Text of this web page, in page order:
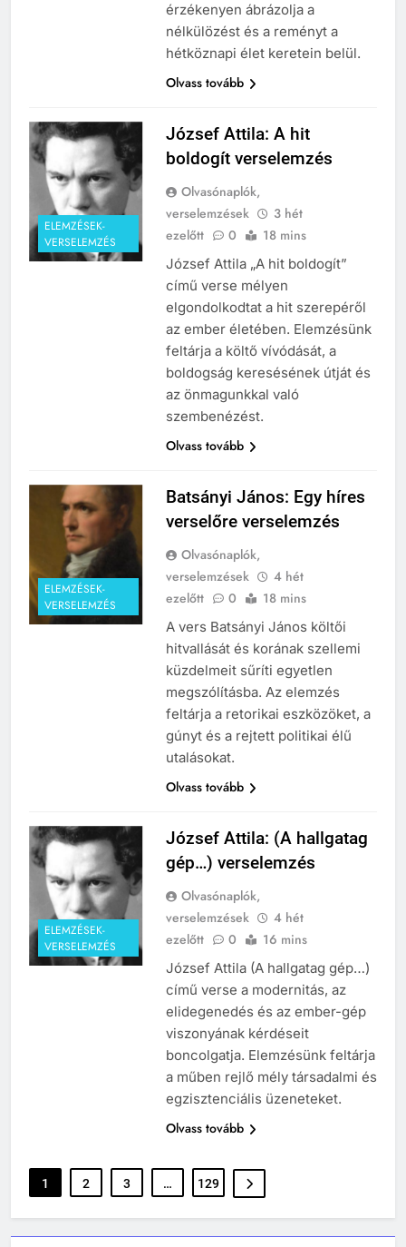
érzékenyen ábrázolja a
nélkülözést és a reményt a
hétköznapi élet keretein belül.
Olvass tovább
ELEMZÉSEK-
VERSELEMZÉS
József Attila: A hit
boldogít verselemzés
Olvasónaplók,
verselemzések
3 hét
ezelőtt
0 18 mins
József Attila „A hit boldogít”
című verse mélyen
elgondolkodtat a hit szerepéről
az ember életében. Elemzésünk
feltárja a költő vívódását, a
boldogság keresésének útját és
az önmagunkkal való
szembenézést.
Olvass tovább
ELEMZÉSEK-
VERSELEMZÉS
Batsányi János: Egy híres
verselőre verselemzés
Olvasónaplók,
verselemzések
4 hét
ezelőtt
0 18 mins
A vers Batsányi János költői
hitvallását és korának szellemi
küzdelmeit sűríti egyetlen
megszólításba. Az elemzés
feltárja a retorikai eszközöket, a
gúnyt és a rejtett politikai élű
utalásokat.
Olvass tovább
ELEMZÉSEK-
VERSELEMZÉS
József Attila: (A hallgatag
gép…) verselemzés
Olvasónaplók,
verselemzések
4 hét
ezelőtt
0 16 mins
József Attila (A hallgatag gép…)
című verse a modernitás, az
elidegenedés és az ember-gép
viszonyának kérdéseit
boncolgatja. Elemzésünk feltárja
a műben rejlő mély társadalmi és
egzisztenciális üzeneteket.
Olvass tovább
1 2 3 … 129
Ki találta fel a gőzgépet?
KI TALÁLTA FEL
242
Kik voltak a három királyok?
KIK VOLTAK?
TÖRTÉNELEM ÉRDEKESSÉGEK
A középkor titkai: Mi rejtőzött a
várak falai mögött?
TÖRTÉNELEM ÉRDEKESSÉGEK
244
Mikor volt a római birodalom
bukása, és mi történt utána?
MIKOR VOLT?
TÖRTÉNELEM ÉRDEKESSÉGEK
1
Ki volt Zeusz?
TÖRTÉNELEM ÉRDEKESSÉGEK
Mikor volt a thermopülai csata?
MIKOR VOLT?
408
Gárdonyi Géza: Az egri csillagok
olvasónapló